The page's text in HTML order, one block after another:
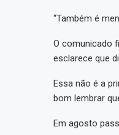
“Também é
O comunicado
esclarece que
Essa não é a
bom lembrar
Em agosto